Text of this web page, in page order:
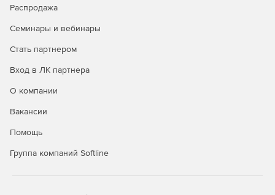
инструментов – можно добавлять аннотации,
нумерацию страниц, фоновые изображения,
вращение графиков и др.
Возможность разработки функции трехмерной
Распродажа
Семинары и вебинары
Стать партнером
Вход в ЛК партнера
О компании
Вакансии
Помощь
Группа компаний Softline